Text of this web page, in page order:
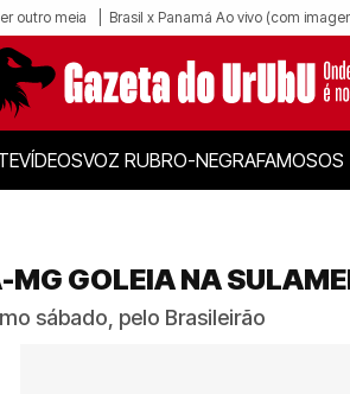
outro meia Brasil x Panamá Ao vivo (com
VÍDEOSVOZ RUBRO-NEGRAFAMOSOS
GOLEIA NA
sábado, pelo Brasileirão